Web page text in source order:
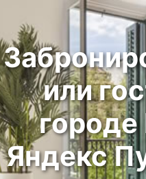
или
городе
Яндекс